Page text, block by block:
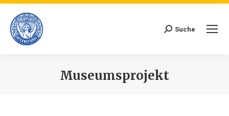
Search:
Suche
Museumsprojekt